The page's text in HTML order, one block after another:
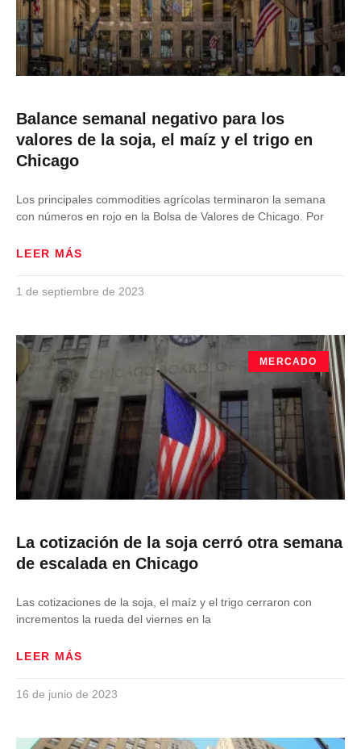
Balance semanal negativo para los
valores de la soja, el maíz y el trigo en
Chicago
Los principales commodities agrícolas terminaron la semana
con números en rojo en la Bolsa de Valores de Chicago. Por
LEER MÁS
1 de septiembre de 2023
MERCADO
La cotización de la soja cerró otra semana
de escalada en Chicago
Las cotizaciones de la soja, el maíz y el trigo cerraron con
incrementos la rueda del viernes en la
LEER MÁS
16 de junio de 2023